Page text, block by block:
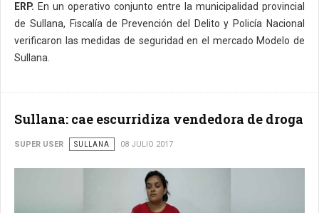
ERP. En un operativo conjunto entre la municipalidad provincial
de Sullana, Fiscalía de Prevención del Delito y Policía Nacional
verificaron las medidas de seguridad en el mercado Modelo de
Sullana.
Sullana: cae escurridiza vendedora de droga
SUPER USER SULLANA 08 JULIO 2017